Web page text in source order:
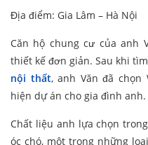
Địa điểm: Gia Lâm – Hà Nội
Căn hộ chung cư của anh
thiết kế đơn giản. Sau khi
nội thất, anh Văn đã chọn
hiện dự án cho gia đình anh.
Chất liệu anh lựa chọn
óc chó, một trong những